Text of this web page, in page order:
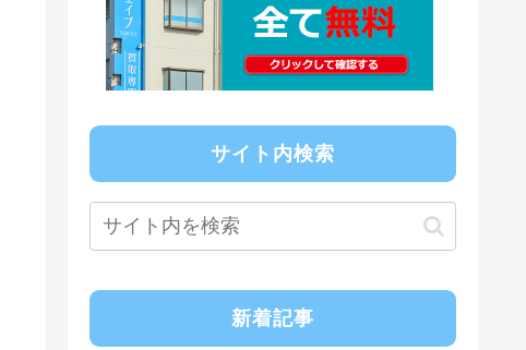
サイト内検索
新着記事